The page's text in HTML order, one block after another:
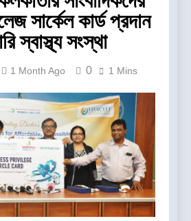
সার্কেল কার্ড প্রদান
স্বাস্থ্য সংস্থা
1 Month Ago 0 1 Mins